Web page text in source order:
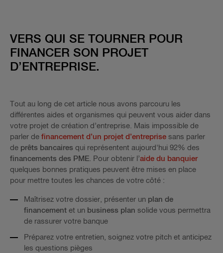
VERS QUI SE TOURNER POUR
FINANCER SON PROJET
D’ENTREPRISE.
Tout au long de cet article nous avons parcouru les
différentes aides et organismes qui peuvent vous aider dans
votre projet de création d’entreprise. Mais impossible de
parler de financement d’un projet d’entreprise sans parler
de prêts bancaires qui représentent aujourd'hui 92% des
financements des PME. Pour obtenir l’aide du banquier
quelques bonnes pratiques peuvent être mises en place
pour mettre toutes les chances de votre côté :
Maîtrisez votre dossier, présenter un plan de
financement et un business plan solide vous permettra
de rassurer votre banque
Préparez votre entretien, soignez votre pitch et anticipez
les questions pièges